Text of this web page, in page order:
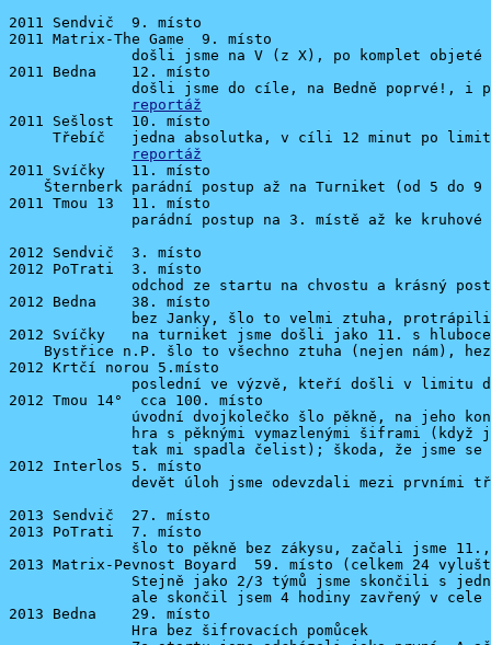
2011 Sendvič  9. místo
2011 Matrix-The Game  9. místo
došli jsme na V (z X), po komplet
2011 Bedna    12. místo
došli jsme do cíle, na Bedně poprvé!, i
reportáž
2011 Sešlost  10. místo
Třebíč   jedna absolutka, v cíli 12 minut po
reportáž
2011 Svíčky   11. místo
Šternberk parádní postup až na Turniket (od 5 do
2011 Tmou 13  11. místo
parádní postup na 3. místě až ke
2012 Sendvič  3. místo
2012 PoTrati  3. místo
odchod ze startu na chvostu a krásný
2012 Bedna    38. místo
bez Janky, šlo to velmi ztuha,
2012 Svíčky   na turniket jsme došli jako 11. s hluboce
Bystřice n.P. šlo to všechno ztuha (nejen nám),
2012 Krtčí norou 5.místo
poslední ve výzvě, kteří došli v limitu
2012 Tmou 14°  cca 100. místo
úvodní dvojkolečko šlo pěkně, na jeho
hra s pěknými vymazlenými šiframi (když
tak mi spadla čelist); škoda, že jsme se
2012 Interlos 5. místo
devět úloh jsme odevzdali mezi prvními
2013 Sendvič  27. místo
2013 PoTrati  7. místo
šlo to pěkně bez zákysu, začali jsme
2013 Matrix-Pevnost Boyard  59. místo (celkem 24
Stejně jako 2/3 týmů jsme skončili s
ale skončil jsem 4 hodiny zavřený v
2013 Bedna    29. místo
              Hra bez šifrovacích pomůcek